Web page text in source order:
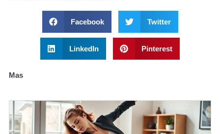
Facebook Twitter
LinkedIn Pinterest
Mas